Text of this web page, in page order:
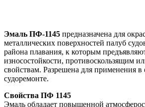
Эмаль ПФ-1145 предназначена для
металлических поверхностей палуб
района плавания, к которым
износостойкости, противоскользящим
свойствам. Разрешена для применения в
судоремонте.
Свойства ПФ 1145
Эмаль обладает повышенной